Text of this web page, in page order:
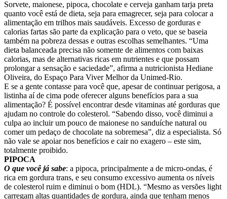
Sorvete, maionese, pipoca, chocolate e cerveja ganham tarja preta
quanto você está de dieta, seja para emagrecer, seja para colocar a
alimentação em trilhos mais saudáveis. Excesso de gorduras e
calorias fartas são parte da explicação para o veto, que se baseia
também na pobreza dessas e outras escolhas semelhantes. “Uma
dieta balanceada precisa não somente de alimentos com baixas
calorias, mas de alternativas ricas em nutrientes e que possam
prolongar a sensação e saciedade”, afirma a nutricionista Hediane
Oliveira, do Espaço Para Viver Melhor da Unimed-Rio.
E se a gente contasse para você que, apesar de continuar perigosa, a
listinha aí de cima pode oferecer alguns benefícios para a sua
alimentação? É possível encontrar desde vitaminas até gorduras que
ajudam no controle do colesterol. “Sabendo disso, você diminui a
culpa ao incluir um pouco de maionese no sanduíche natural ou
comer um pedaço de chocolate na sobremesa”, diz a especialista. Só
não vale se apoiar nos benefícios e cair no exagero – este sim,
totalmente proibido.
PIPOCA
O que você já sabe: a pipoca, principalmente a de micro-ondas, é
rica em gordura trans, e seu consumo excessivo aumenta os níveis
de colesterol ruim e diminui o bom (HDL). “Mesmo as versões light
carregam altas quantidades de gordura, ainda que tenham menos